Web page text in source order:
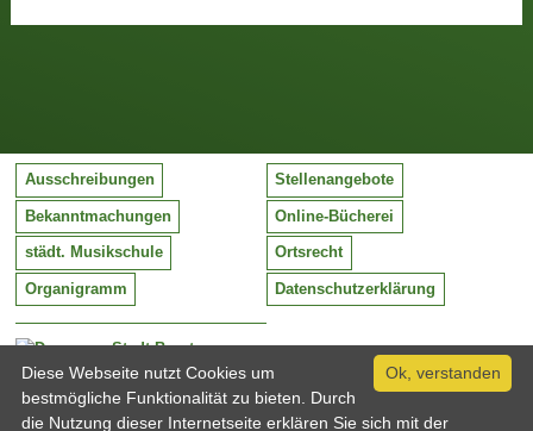
Stadt Barntrup
Mittelstraße 38
32683 Barntrup
Tel:
05263 / 409-0
Ausschreibungen Stellenangebote
Bekanntmachungen Online-Bücherei
städt. Musikschule Ortsrecht
Organigramm Datenschutzerklärung
Ok, verstanden
Diese Webseite nutzt Cookies um
bestmögliche Funktionalität zu bieten. Durch
die Nutzung dieser Internetseite erklären Sie sich mit der